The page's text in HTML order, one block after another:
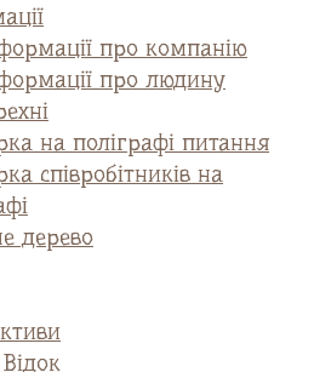
про компанію
про людину
на поліграфі питання
співробітників на
дерево